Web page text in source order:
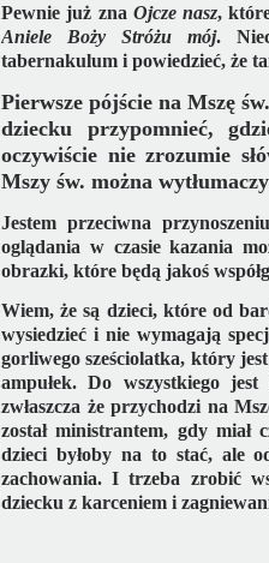
Pewnie już zna Ojcze nasz,
Aniele Boży Stróżu
mój.
tabernakulum i powiedzieć, że
Pierwsze pójście na Mszę
dziecku przypomnieć,
oczywiście nie zrozumie
Mszy św. można
Jestem przeciwna
oglądania w czasie kazania
obrazki, które będą jakoś
Wiem, że są dzieci, które od
wysiedzieć i nie wymagają
gorliwego sześciolatka, który
ampułek. Do wszystkiego
zwłaszcza że przychodzi na
został ministrantem, gdy
dzieci byłoby na to stać, ale
zachowania. I trzeba zrobić
dziecku z karceniem i